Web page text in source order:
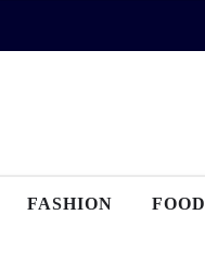
FASHION FOOD